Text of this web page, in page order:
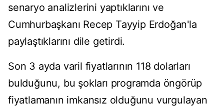
senaryo analizlerini yaptıklarını ve
Cumhurbaşkanı Recep Tayyip Erdoğan'la
paylaştıklarını dile getirdi.
Son 3 ayda varil fiyatlarının 118 dolarları
bulduğunu, bu şokları programda öngörüp
fiyatlamanın imkansız olduğunu vurgulayan